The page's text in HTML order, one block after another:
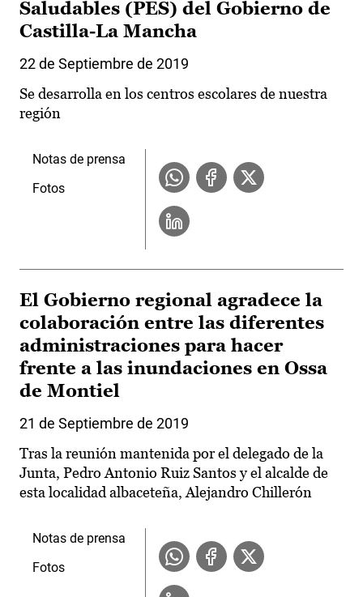
Saludables (PES) del Gobierno de
Castilla-La Mancha
22 de Septiembre de 2019
Se desarrolla en los centros escolares de nuestra
región
Notas de prensa
Fotos
El Gobierno regional agradece la
colaboración entre las diferentes
administraciones para hacer
frente a las inundaciones en Ossa
de Montiel
21 de Septiembre de 2019
Tras la reunión mantenida por el delegado de la
Junta, Pedro Antonio Ruiz Santos y el alcalde de
esta localidad albaceteña, Alejandro Chillerón
Notas de prensa
Fotos